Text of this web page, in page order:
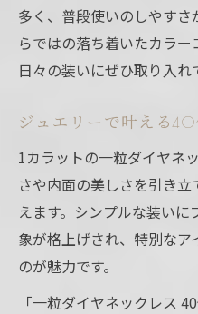
多く、普段使いのしやす
らではの落ち着いたカラー
日々の装いにぜひ取り入れ
ジュエリーで叶える
1カラットの一粒ダイヤネ
さや内面の美しさを引き
えます。シンプルな装い
象が格上げされ、特別な
のが魅力です。
「一粒ダイヤネックレス